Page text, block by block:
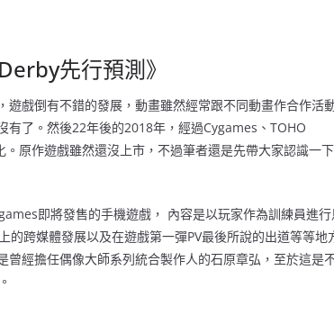
先行預測》
遊戲倒有不錯的發展，動畫雖然經常跟不同動畫作合作活
有了。然後22年後的2018年，經過Cygames、TOHO
原作遊戲雖然還沒上市，不過筆者還是先帶大家認識一
即將發售的手機遊戲， 內容是以玩家作為訓練員進行
跨媒體發展以及在遊戲第一彈PV最後所說的出道等等地
經擔任偶像大師系列統合製作人的石原章弘，至於這是